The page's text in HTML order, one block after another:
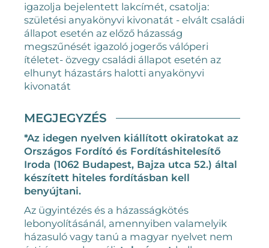
igazolja bejelentett lakcímét, csatolja:
születési anyakönyvi kivonatát - elvált családi
állapot esetén az előző házasság
megszűnését igazoló jogerős válóperi
ítéletet- özvegy családi állapot esetén az
elhunyt házastárs halotti anyakönyvi
kivonatát
MEGJEGYZÉS
*Az idegen nyelven kiállított okiratokat az
Országos Fordító és Fordításhitelesítő
Iroda (1062 Budapest, Bajza utca 52.) által
készített hiteles fordításban kell
benyújtani.
Az ügyintézés és a házasságkötés
lebonyolításánál, amennyiben valamelyik
házasuló vagy tanú a magyar nyelvet nem